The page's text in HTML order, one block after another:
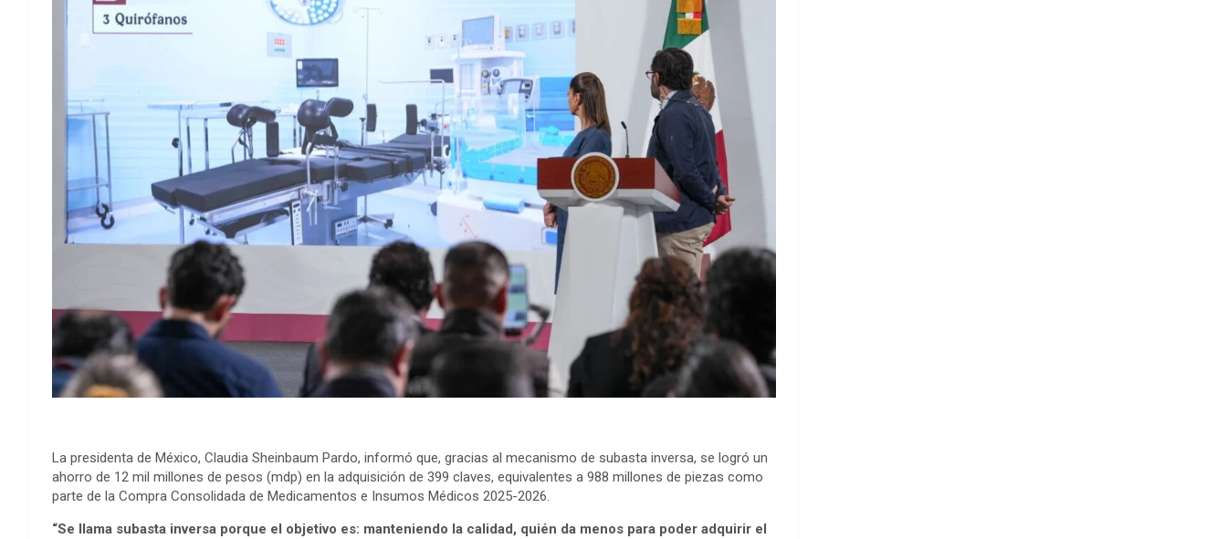
La presidenta de México, Claudia Sheinbaum Pardo, informó que, gracias al mecanismo de subasta inversa, se logró un
ahorro de 12 mil millones de pesos (mdp) en la adquisición de 399 claves, equivalentes a 988 millones de piezas como
parte de la Compra Consolidada de Medicamentos e Insumos Médicos 2025-2026.
“Se llama subasta inversa porque el objetivo es: manteniendo la calidad, quién da menos para poder adquirir el